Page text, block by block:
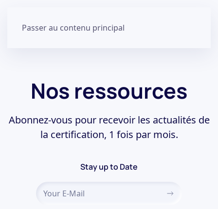
Passer au contenu principal
Nos ressources
Abonnez-vous pour recevoir les actualités de
la certification, 1 fois par mois.
Stay up to Date